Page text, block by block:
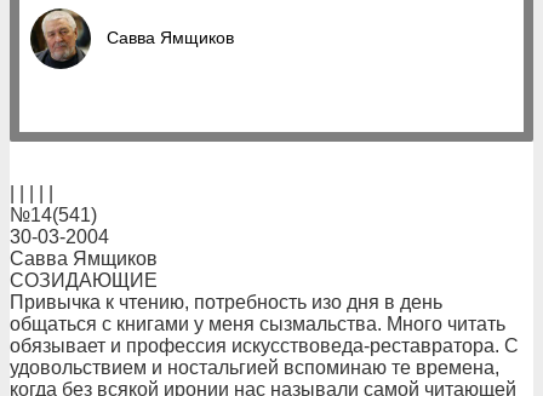
Савва Ямщиков
№14(541)
30-03-2004
Савва Ямщиков
СОЗИДАЮЩИЕ
Привычка к чтению, потребность изо дня в день
общаться с книгами у меня сызмальства. Много читать
обязывает и профессия искусствоведа-реставратора. С
удовольствием и ностальгией вспоминаю те времена,
когда без всякой иронии нас называли самой читающей